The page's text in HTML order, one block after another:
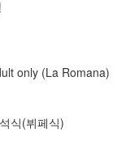
only (La Romana)
식(뷔페식)